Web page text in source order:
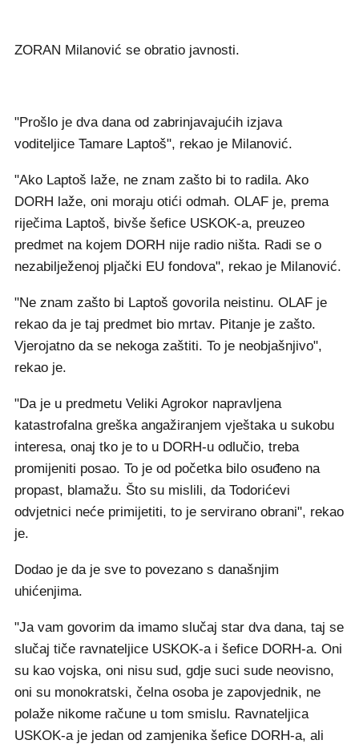
ZORAN Milanović se obratio javnosti.
"Prošlo je dva dana od zabrinjavajućih izjava
voditeljice Tamare Laptoš", rekao je Milanović.
"Ako Laptoš laže, ne znam zašto bi to radila. Ako
DORH laže, oni moraju otići odmah. OLAF je, prema
riječima Laptoš, bivše šefice USKOK-a, preuzeo
predmet na kojem DORH nije radio ništa. Radi se o
nezabilježenoj pljački EU fondova", rekao je Milanović.
"Ne znam zašto bi Laptoš govorila neistinu. OLAF je
rekao da je taj predmet bio mrtav. Pitanje je zašto.
Vjerojatno da se nekoga zaštiti. To je neobjašnjivo",
rekao je.
"Da je u predmetu Veliki Agrokor napravljena
katastrofalna greška angažiranjem vještaka u sukobu
interesa, onaj tko je to u DORH-u odlučio, treba
promijeniti posao. To je od početka bilo osuđeno na
propast, blamažu. Što su mislili, da Todorićevi
odvjetnici neće primijetiti, to je servirano obrani", rekao
je.
Dodao je da je sve to povezano s današnjim
uhićenjima.
"Ja vam govorim da imamo slučaj star dva dana, taj se
slučaj tiče ravnateljice USKOK-a i šefice DORH-a. Oni
su kao vojska, oni nisu sud, gdje suci sude neovisno,
oni su monokratski, čelna osoba je zapovjednik, ne
polaže nikome račune u tom smislu. Ravnateljica
USKOK-a je jedan od zamjenika šefice DORH-a, ali